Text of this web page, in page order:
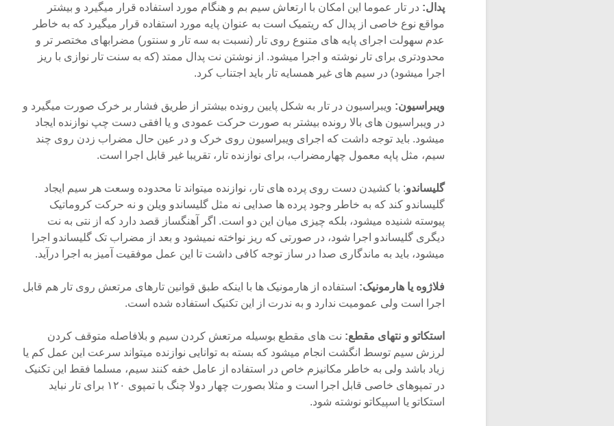
پدال: در تار عموما این امکان با ارتعاش سیم بم و هنگام مورد استفاده قرار میگیرد و بیشتر
مواقع نوع خاصی از پدال که ریتمیک است به عنوان پایه مورد استفاده قرار میگیرد که به خاطر
عدم سهولت اجرای پایه های متنوع روی تار (نسبت به سه تار و سنتور) مضرابهای مختصر تر و
محدودتری برای تار نوشته و اجرا میشود. از نوشتن نت پدال ممتد (که به سنت تار نوازی با ریز
اجرا میشود) در سیم های غیر همسایه تار باید اجتناب کرد.
ویبراسیون: ویبراسیون در تار به شکل پایین رونده بیشتر از طریق فشار بر خرک صورت میگیرد و
در ویبراسیون های بالا رونده بیشتر به صورت حرکت عمودی و یا افقی دست چپ نوازنده ایجاد
میشود. باید توجه داشت که اجرای ویبراسیون روی خرک و در عین حال مضراب زدن روی چند
سیم، مثل پاپه معمول چهارمضراب، برای نوازنده تار، تقریبا غیر قابل اجرا است.
گلیساندو: با کشیدن دست روی پرده های تار، نوازنده میتواند تا محدوده وسعت هر سیم ایجاد
گلیساندو کند که به خاطر وجود پرده ها صدایی نه مثل گلیساندو ویلن و نه حرکت کروماتیک
پیوسته شنیده میشود، بلکه چیزی میان این دو است. اگر آهنگساز قصد دارد که از نتی به نت
دیگری گلیساندو اجرا شود، در صورتی که ریز نواخته نمیشود و بعد از مضراب تک گلیساندو اجرا
میشود، باید به ماندگاری صدا در ساز توجه کافی داشت تا این عمل موفقیت آمیز به اجرا درآید.
فلاژوه یا هارمونیک: استفاده از هارمونیک ها با اینکه طبق قوانین تارهای مرتعش روی تار هم قابل
اجرا است ولی عمومیت ندارد و به ندرت از این تکنیک استفاده شده است.
استکاتو و نتهای مقطع: نت های مقطع بوسیله مرتعش کردن سیم و بلافاصله متوقف کردن
لرزش سیم توسط انگشت انجام میشود که بسته به توانایی نوازنده میتواند سرعت این عمل کم یا
زیاد باشد ولی به خاطر مکانیزم خاص در استفاده از عامل خفه کنند سیم، مسلما فقط این تکنیک
در تمپوهای خاصی قابل اجرا است و مثلا بصورت چهار دولا چنگ با تمپوی ۱۲۰ برای تار نباید
استکاتو یا اسپیکاتو نوشته شود.